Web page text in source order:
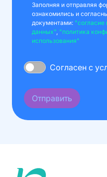
Заполняя и отправляя
ознакомились и
документами: "согласие
данных" "политика
использования"
Согласен с
Отправить